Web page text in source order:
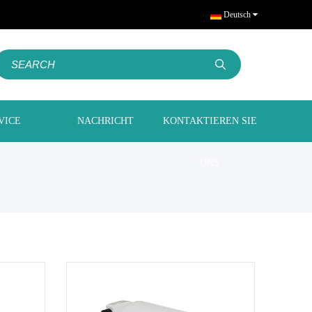
Deutsch
NACHRICHT KONTAKTIEREN SIE